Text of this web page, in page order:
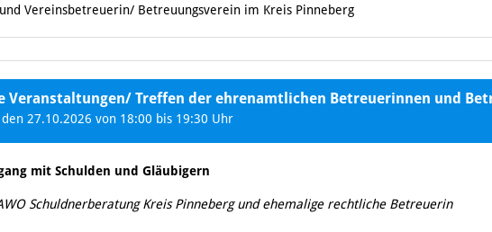
Vereinsbetreuerin/ Betreuungsverein im Kreis Pinneberg
Veranstaltungen/ Treffen der ehrenamtlichen Betreuerinnen und
27.10.2026 von 18:00 bis 19:30 Uhr
mit Schulden und Gläubigern
Schuldnerberatung Kreis Pinneberg und ehemalige rechtliche Betreuerin